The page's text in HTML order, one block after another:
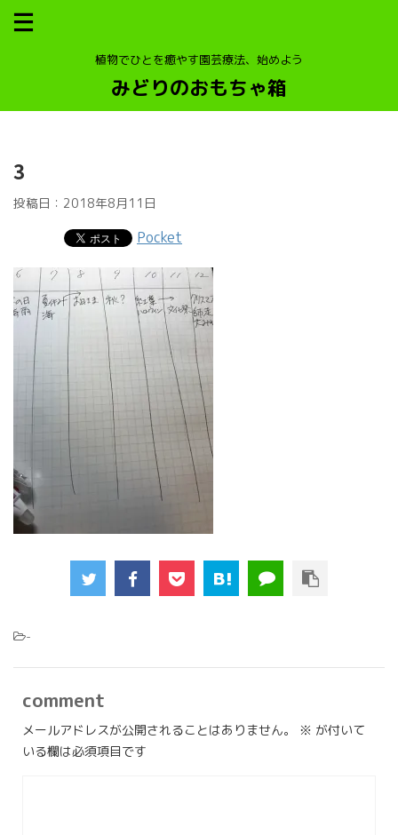
植物でひとを癒やす園芸療法、始めよう
みどりのおもちゃ箱
3
投稿日： 2018年8月11日
Pocket
-
comment
メールアドレスが公開されることはありません。 ※ が付いて
いる欄は必須項目です